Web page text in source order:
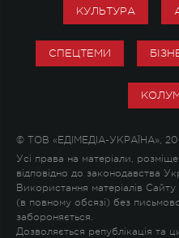
КУЛЬТУРА
СПЕЦТЕМИ
© ТОВ «ЕДІМЕДІА-УКРАЇНА»,
Усі права на матеріали,
відповідно до законодавства
Використання матеріалів
(в повному обсязі) без
забороняється.
Дозволяється републікація та